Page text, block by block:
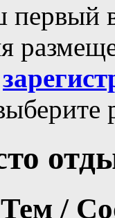
первый
Тем /